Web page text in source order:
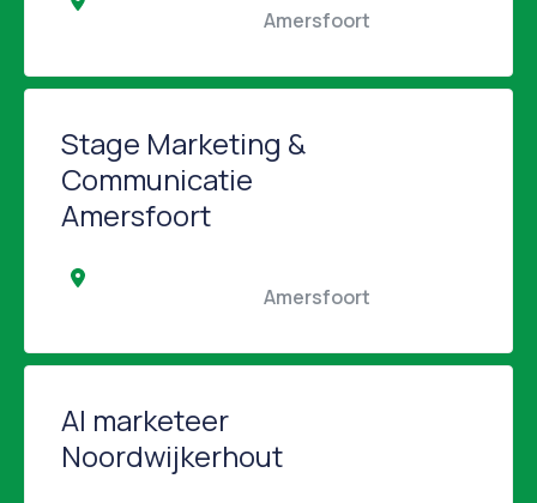
Stage Marketing &
Communicatie
Amersfoort
AI marketeer
Noordwijkerhout